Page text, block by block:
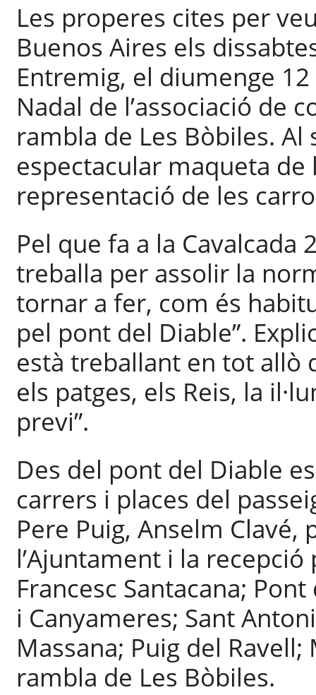
Les properes cites per
Buenos Aires els
Entremig, el diumenge
Nadal de l’associació de
rambla de Les Bòbiles. Al
espectacular maqueta de
representació de les
Pel que fa a la Cavalcada
treballa per assolir la
tornar a fer, com és
pel pont del Diable”.
està treballant en tot allò
els patges, els Reis, la
previ”.
Des del pont del Diable
carrers i places del
Pere Puig, Anselm Clavé,
l’Ajuntament i la
Francesc Santacana;
i Canyameres; Sant
Massana; Puig del
rambla de Les Bòbiles.